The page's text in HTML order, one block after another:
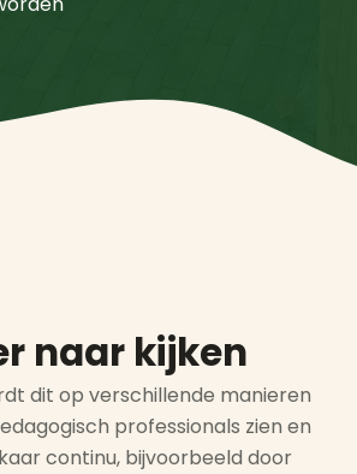
naar kijken
dit op verschillende manieren
professionals zien en
continu, bijvoorbeeld door